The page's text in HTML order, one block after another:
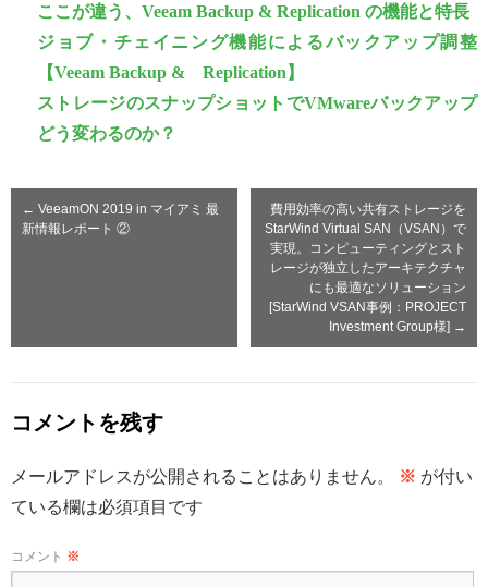
ここが違う、Veeam Backup & Replication の機能と特長
ジョブ・チェイニング機能によるバックアップ調整
【Veeam Backup & Replication】
ストレージのスナップショットでVMwareバックアップ
どう変わるのか？
← VeeamON 2019 in マイアミ 最
新情報レポート ②
費用効率の高い共有ストレージを
StarWind Virtual SAN（VSAN）で
実現。コンピューティングとスト
レージが独立したアーキテクチャ
にも最適なソリューション
[StarWind VSAN事例：PROJECT
Investment Group様] →
コメントを残す
メールアドレスが公開されることはありません。 ※ が付い
ている欄は必須項目です
コメント ※